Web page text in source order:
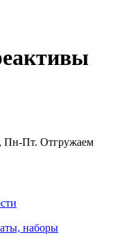
Пн-Пт. Отгружаем
наборы